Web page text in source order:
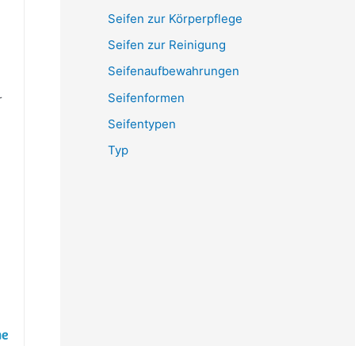
Seifen zur Körperpflege
Seifen zur Reinigung
Seifenaufbewahrungen
Seifenformen
Seifentypen
Typ